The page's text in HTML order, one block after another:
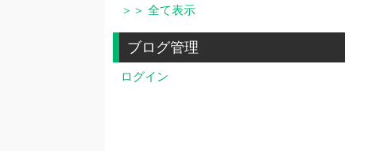
＞＞ 全て表示
ブログ管理
ログイン